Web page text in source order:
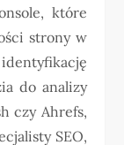
które
strony w
do analizy
czy Ahrefs,
SEO,